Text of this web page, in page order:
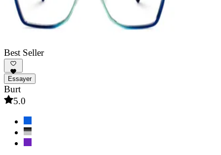
Best Seller
Essayer
Burt
5.0